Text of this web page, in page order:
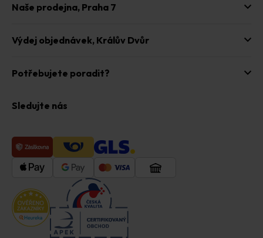
Naše prodejna, Praha 7
Výdej objednávek, Králův Dvůr
Potřebujete poradit?
Sledujte nás